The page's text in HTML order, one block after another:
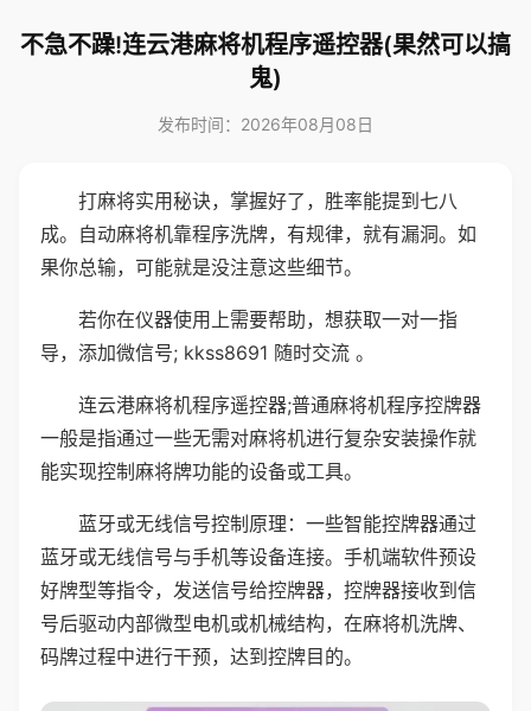
不急不躁!连云港麻将机程序遥控器(果然可以搞
鬼)
发布时间：2026年08月08日
打麻将实用秘诀，掌握好了，胜率能提到七八
成。自动麻将机靠程序洗牌，有规律，就有漏洞。如
果你总输，可能就是没注意这些细节。
若你在仪器使用上需要帮助，想获取一对一指
导，添加微信号; kkss8691 随时交流 。
连云港麻将机程序遥控器;普通麻将机程序控牌器
一般是指通过一些无需对麻将机进行复杂安装操作就
能实现控制麻将牌功能的设备或工具。
蓝牙或无线信号控制原理：一些智能控牌器通过
蓝牙或无线信号与手机等设备连接。手机端软件预设
好牌型等指令，发送信号给控牌器，控牌器接收到信
号后驱动内部微型电机或机械结构，在麻将机洗牌、
码牌过程中进行干预，达到控牌目的。